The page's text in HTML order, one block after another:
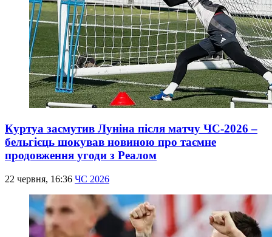
Куртуа засмутив Луніна після матчу ЧС-2026 –
бельгієць шокував новиною про таємне
продовження угоди з Реалом
22 червня, 16:36 ЧС 2026